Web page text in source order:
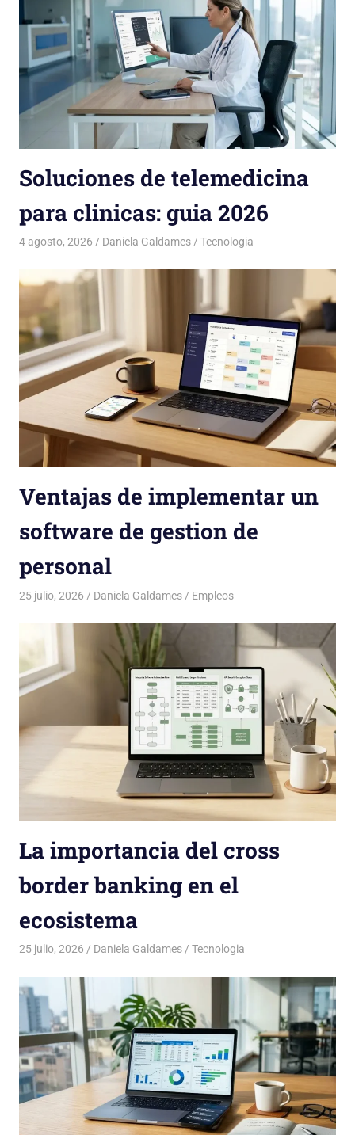
Soluciones de telemedicina
para clinicas: guia 2026
4 agosto, 2026 Daniela Galdames Tecnologia
Ventajas de implementar un
software de gestion de
personal
25 julio, 2026 Daniela Galdames Empleos
La importancia del cross
border banking en el
ecosistema
25 julio, 2026 Daniela Galdames Tecnologia